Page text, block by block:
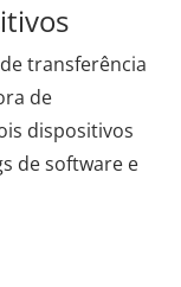
transferência
de
dispositivos
de software e